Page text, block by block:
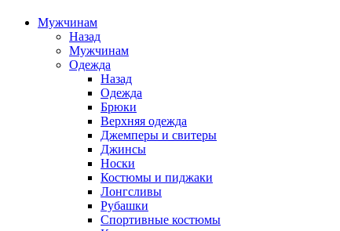
Мужчинам
Назад
Мужчинам
Одежда
Назад
Одежда
Брюки
Верхняя одежда
Джемперы и свитеры
Джинсы
Носки
Костюмы и пиджаки
Лонгсливы
Рубашки
Спортивные костюмы